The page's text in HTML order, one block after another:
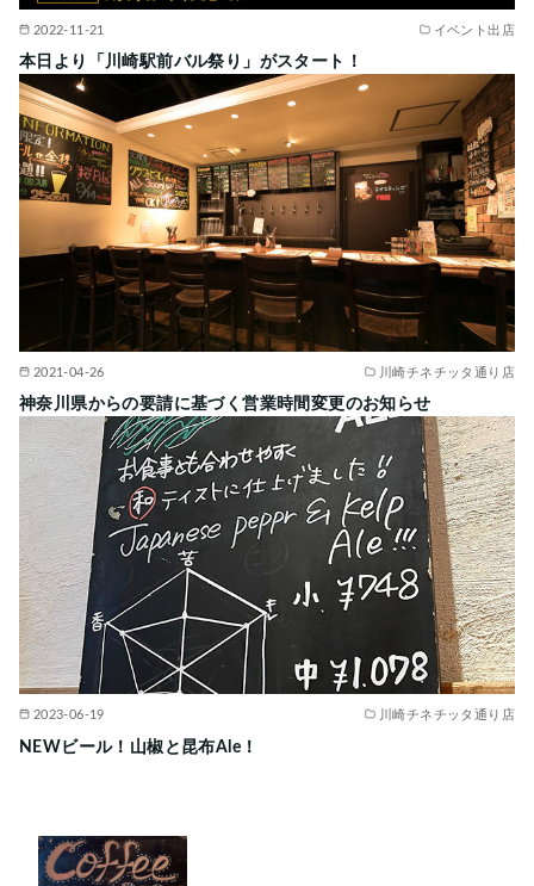
2022-11-21 イベント出店
本日より「川崎駅前バル祭り」がスタート！
2021-04-26 川崎チネチッタ通り店
神奈川県からの要請に基づく営業時間変更のお知らせ
2023-06-19 川崎チネチッタ通り店
NEWビール！山椒と昆布Ale！